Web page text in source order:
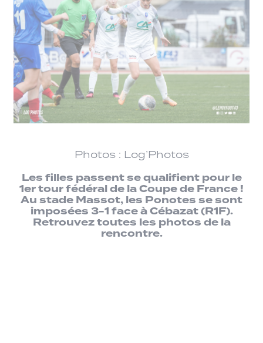
Photos : Log’Photos
Les filles passent se qualifient pour le
1er tour fédéral de la Coupe de France !
Au stade Massot, les Ponotes se sont
imposées 3-1 face à Cébazat (R1F).
Retrouvez toutes les photos de la
rencontre.